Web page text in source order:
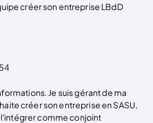
créer son entreprise LBdD
Je suis gérant de ma
créer son entreprise en SASU,
comme conjoint